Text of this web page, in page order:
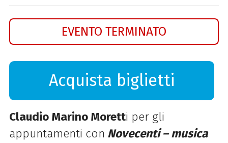
EVENTO TERMINATO
Acquista biglietti
Claudio Marino Moretti per gli
appuntamenti con Novecenti – musica